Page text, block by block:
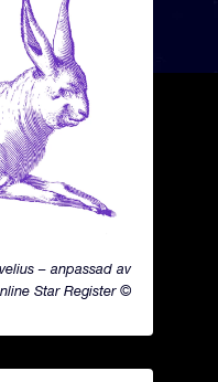
– anpassad av
Star Register ©